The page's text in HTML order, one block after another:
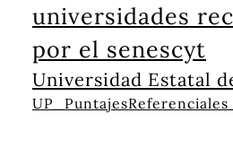
universidades
por el senescyt
Universidad Estatal